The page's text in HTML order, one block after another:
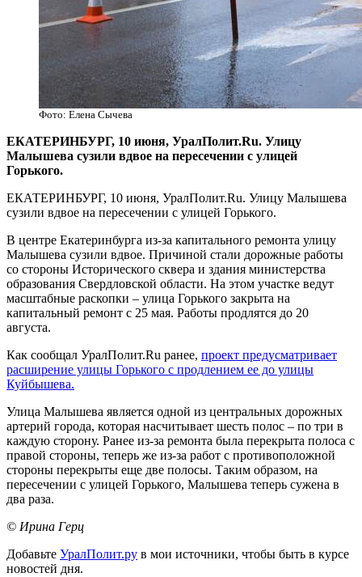
Фото: Елена Сычева
​ЕКАТЕРИНБУРГ, 10 июня, УралПолит.Ru. Улицу
Малышева сузили вдвое на пересечении с улицей
Горького.
ЕКАТЕРИНБУРГ, 10 июня, УралПолит.Ru. Улицу Малышева
сузили вдвое на пересечении с улицей Горького.
В центре Екатеринбурга из-за капитального ремонта улицу
Малышева сузили вдвое. Причиной стали дорожные работы
со стороны Исторического сквера и здания министерства
образования Свердловской области. На этом участке ведут
масштабные раскопки – улица Горького закрыта на
капитальный ремонт с 25 мая. Работы продлятся до 20
августа.
Как сообщал УралПолит.Ru ранее, проект предусматривает
расширение улицы Горького с продлением ее до улицы
Куйбышева.
Улица Малышева является одной из центральных дорожных
артерий города, которая насчитывает шесть полос – по три в
каждую сторону. Ранее из-за ремонта была перекрыта полоса с
правой стороны, теперь же из-за работ с противоположной
стороны перекрыты еще две полосы. Таким образом, на
пересечении с улицей Горького, Малышева теперь сужена в
два раза.
© Ирина Герц
Добавьте УралПолит.ру в мои источники, чтобы быть в курсе
новостей дня.